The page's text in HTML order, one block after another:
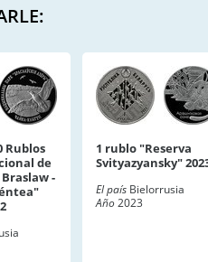
Rublos
de
Braslaw -
1 rublo "Reserva
Svityazyansky"
El país Bielorrusia
Año2023